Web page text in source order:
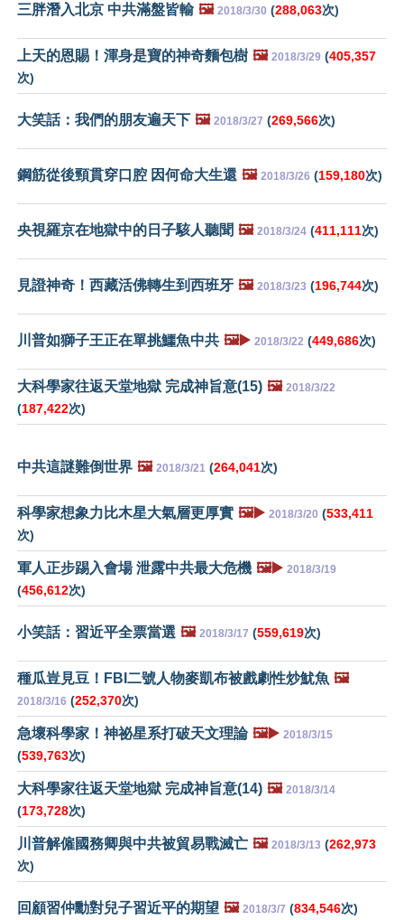
三胖潛入北京 中共滿盤皆輸 🖼️ 2018/3/30 (288,063次)
上天的恩賜！渾身是寶的神奇麵包樹 🖼️ 2018/3/29 (405,357
次)
大笑話：我們的朋友遍天下 🖼️ 2018/3/27 (269,566次)
鋼筋從後頸貫穿口腔 因何命大生還 🖼️ 2018/3/26 (159,180次)
央視羅京在地獄中的日子駭人聽聞 🖼️ 2018/3/24 (411,111次)
見證神奇！西藏活佛轉生到西班牙 🖼️ 2018/3/23 (196,744次)
川普如獅子王正在單挑鱷魚中共 🖼️▶️ 2018/3/22 (449,686次)
大科學家往返天堂地獄 完成神旨意(15) 🖼️ 2018/3/22
(187,422次)
中共這謎難倒世界 🖼️ 2018/3/21 (264,041次)
科學家想象力比木星大氣層更厚實 🖼️▶️ 2018/3/20 (533,411
次)
軍人正步踢入會場 泄露中共最大危機 🖼️▶️ 2018/3/19
(456,612次)
小笑話：習近平全票當選 🖼️ 2018/3/17 (559,619次)
種瓜豈見豆！FBI二號人物麥凱布被戲劇性炒魷魚 🖼️
2018/3/16 (252,370次)
急壞科學家！神祕星系打破天文理論 🖼️▶️ 2018/3/15
(539,763次)
大科學家往返天堂地獄 完成神旨意(14) 🖼️ 2018/3/14
(173,728次)
川普解僱國務卿與中共被貿易戰滅亡 🖼️ 2018/3/13 (262,973
次)
回顧習仲勳對兒子習近平的期望 🖼️ 2018/3/7 (834,546次)